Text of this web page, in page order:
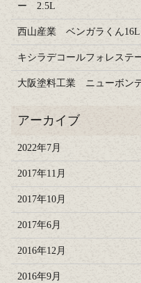
ー 2.5L
西山産業 ベンガラくん16L
キシラデコールフォレステ
大阪塗料工業 ニューボン
2022年7月
2017年11月
2017年10月
2017年6月
2016年12月
2016年9月